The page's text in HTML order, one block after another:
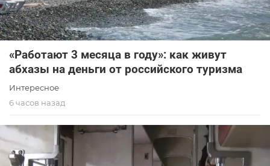
«Работают 3 месяца в году»: как живут
абхазы на деньги от российского туризма
Интересное
6 часов назад